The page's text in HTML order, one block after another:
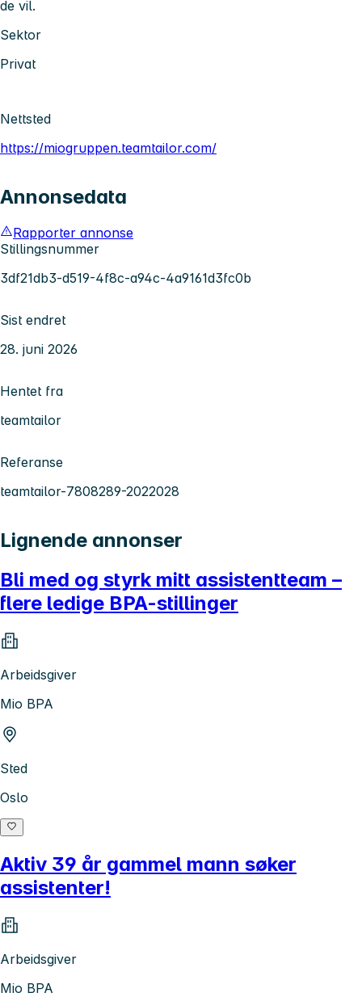
de vil.
Sektor
Privat
Nettsted
https://miogruppen.teamtailor.com/
Annonsedata
Rapporter annonse
Stillingsnummer
3df21db3-d519-4f8c-a94c-4a9161d3fc0b
Sist endret
28. juni 2026
Hentet fra
teamtailor
Referanse
teamtailor-7808289-2022028
Lignende annonser
Bli med og styrk mitt assistentteam –
flere ledige BPA-stillinger
Arbeidsgiver
Mio BPA
Sted
Oslo
Aktiv 39 år gammel mann søker
assistenter!
Arbeidsgiver
Mio BPA